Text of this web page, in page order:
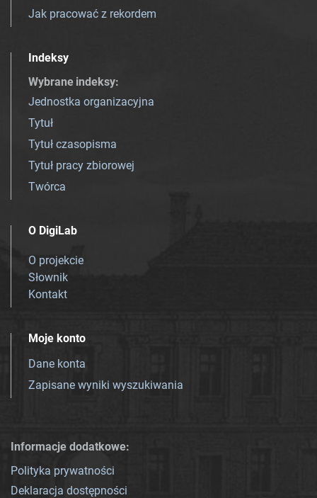
Jak pracować z rekordem
Indeksy
Wybrane indeksy:
Jednostka organizacyjna
Tytuł
Tytuł czasopisma
Tytuł pracy zbiorowej
Twórca
O DigiLab
O projekcie
Słownik
Kontakt
Moje konto
Dane konta
Zapisane wyniki wyszukiwania
Informacje dodatkowe:
Polityka prywatności
Deklaracja dostępności